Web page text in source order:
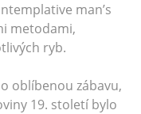
man’s
metodami,
ryb.
oblíbenou zábavu,
19. století bylo